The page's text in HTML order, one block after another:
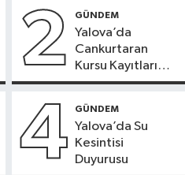
2 GÜNDEM
Yalova’da
Cankurtaran
Kursu Kayıtları
Başladı
4 GÜNDEM
Yalova’da Su
Kesintisi
Duyurusu